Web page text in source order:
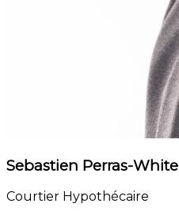
Sebastien Perras-White
Courtier Hypothécaire